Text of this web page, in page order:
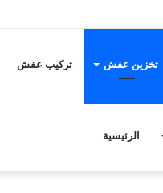
تخزين عفش تركيب عفش
الرئيسية